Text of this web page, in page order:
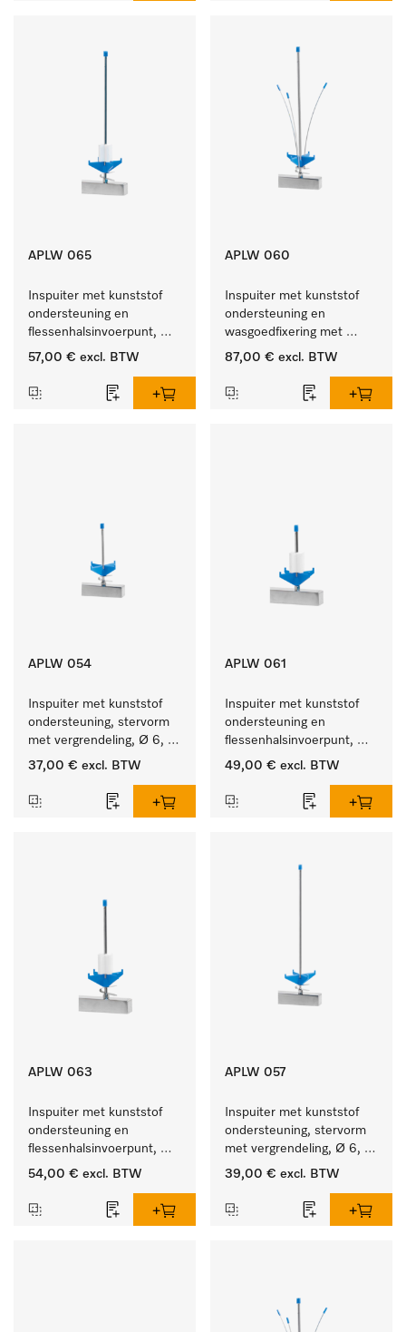
APLW 065
Inspuiter met kunststof
ondersteuning en
flessenhalsinvoerpunt,
ster, Ø 6, lengte 275 mm.
57,00 € excl. BTW
APLW 060
Inspuiter met kunststof
ondersteuning en
wasgoedfixering met
vergr., Ø 6, lengte
87,00 € excl. BTW
APLW 054
Inspuiter met kunststof
ondersteuning, stervorm
met vergrendeling, Ø 6,
lengte 135 mm.
37,00 € excl. BTW
APLW 061
Inspuiter met kunststof
ondersteuning en
flessenhalsinvoerpunt,
ster, Ø 6, lengte 115 mm.
49,00 € excl. BTW
APLW 063
Inspuiter met kunststof
ondersteuning en
flessenhalsinvoerpunt,
ster, Ø 6, lengte 175 mm.
54,00 € excl. BTW
APLW 057
Inspuiter met kunststof
ondersteuning, stervorm
met vergrendeling, Ø 6,
lengte 275 mm.
39,00 € excl. BTW